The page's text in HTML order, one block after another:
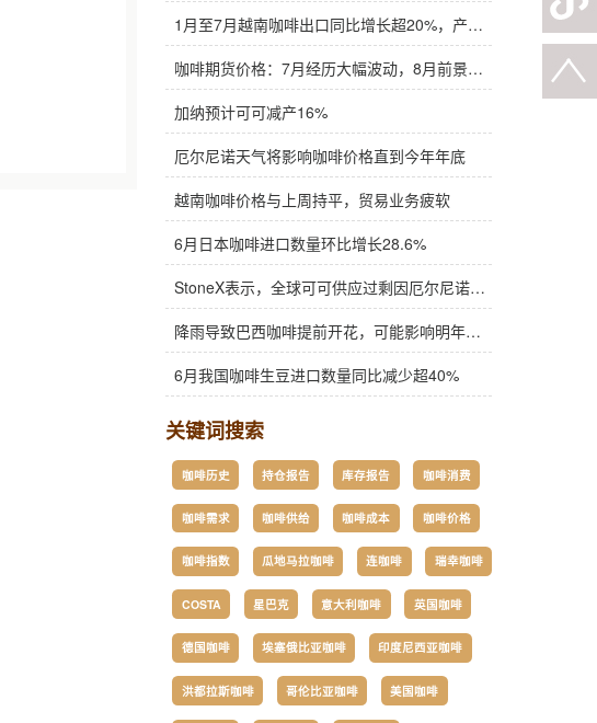
1月至7月越南咖啡出口同比增长超20%，产量也将是过去四年来最高
咖啡期货价格：7月经历大幅波动，8月前景依旧不明朗
加纳预计可可减产16%
厄尔尼诺天气将影响咖啡价格直到今年年底
越南咖啡价格与上周持平，贸易业务疲软
6月日本咖啡进口数量环比增长28.6%
StoneX表示，全球可可供应过剩因厄尔尼诺而萎缩
降雨导致巴西咖啡提前开花，可能影响明年产量，造成近期价格波动极不稳定
6月我国咖啡生豆进口数量同比减少超40%
关键词搜索
咖啡历史 持仓报告 库存报告 咖啡消费
咖啡需求 咖啡供给 咖啡成本 咖啡价格
咖啡指数 瓜地马拉咖啡 连咖啡 瑞幸咖啡
COSTA 星巴克 意大利咖啡 英国咖啡
德国咖啡 埃塞俄比亚咖啡 印度尼西亚咖啡
洪都拉斯咖啡 哥伦比亚咖啡 美国咖啡